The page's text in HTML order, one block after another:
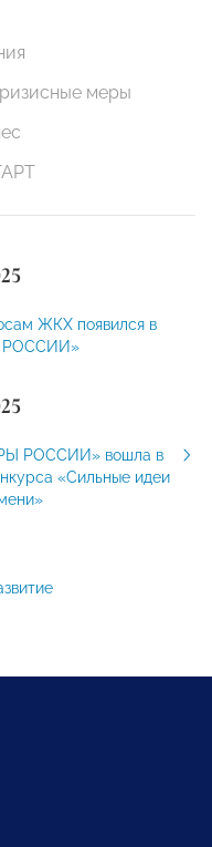
меры
ЖКХ появился в
РОССИИ»
РОССИИ» вошла в
«Сильные идеи